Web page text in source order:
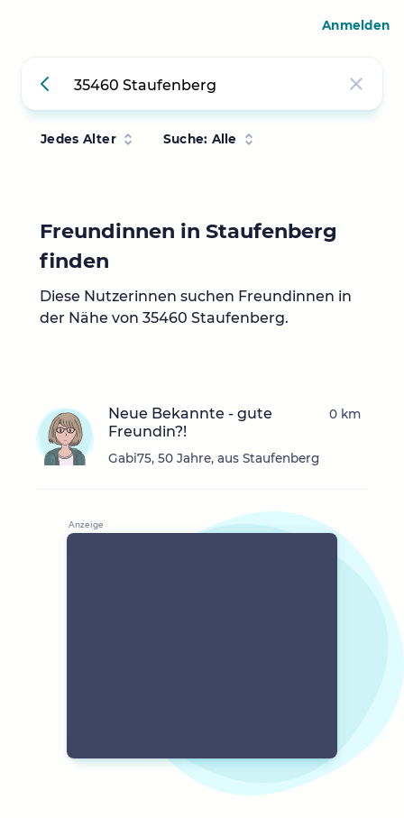
Jedes Alter Suche: Alle
Freundinnen in Staufenberg
finden
Diese Nutzerinnen suchen Freundinnen in
der Nähe von 35460 Staufenberg.
Neue Bekannte - gute
Freundin?!
Gabi75, 50 Jahre, aus Staufenberg
0 km
Anmelden